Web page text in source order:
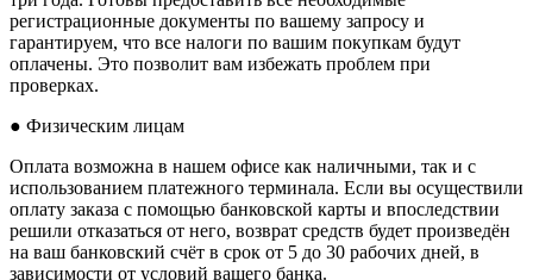
регистрационные документы по вашему запросу и
гарантируем, что все налоги по вашим покупкам будут
оплачены. Это позволит вам избежать проблем при
проверках.
● Физическим лицам
Оплата возможна в нашем офисе как наличными, так и с
использованием платежного терминала. Если вы осуществили
оплату заказа с помощью банковской карты и впоследствии
решили отказаться от него, возврат средств будет произведён
на ваш банковский счёт в срок от 5 до 30 рабочих дней, в
зависимости от условий вашего банка.